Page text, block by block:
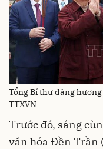
Tổng Bí thư dâng
TTXVN
Trước đó, sáng
văn hóa Đền Trần